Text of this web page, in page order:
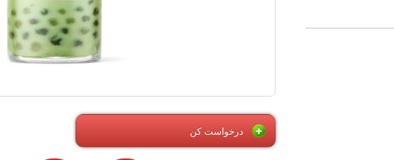
درخواست کن